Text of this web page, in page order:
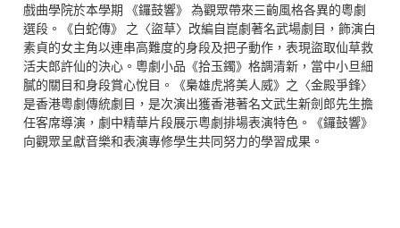
戲曲學院於本學期 《鑼鼓響》 為觀眾帶來三齣風格各異的粵劇
選段。《白蛇傳》 之〈盜草〉改編自崑劇著名武場劇目，飾演白
素貞的女主角以連串高難度的身段及把子動作，表現盜取仙草救
活夫郎許仙的決心。粵劇小品《拾玉鐲》格調清新，當中小旦細
膩的關目和身段賞心悅目。《梟雄虎將美人威》之〈金殿爭鋒〉
是香港粵劇傳統劇目，是次演出獲香港著名文武生新劍郎先生擔
任客席導演，劇中精華片段展示粵劇排場表演特色。《鑼鼓響》
向觀眾呈獻音樂和表演專修學生共同努力的學習成果。